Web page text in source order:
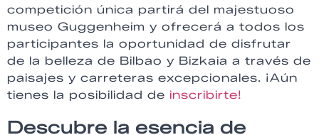
competición única partirá del majestuoso
museo Guggenheim y ofrecerá a todos los
participantes la oportunidad de disfrutar
de la belleza de Bilbao y Bizkaia a través de
paisajes y carreteras excepcionales. ¡Aún
tienes la posibilidad de inscribirte!
Descubre la esencia de